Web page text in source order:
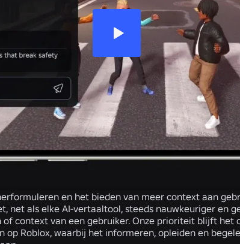
en het bieden van meer context aan
net als elke AI-vertaaltool, steeds nauwkeuriger en
context van een gebruiker. Onze prioriteit blijft het
op Roblox, waarbij het informeren, opleiden en